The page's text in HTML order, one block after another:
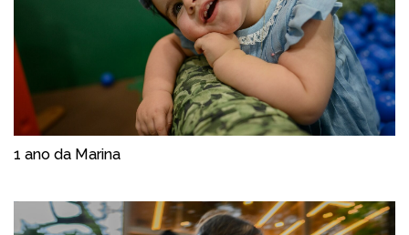
1 ano da Marina